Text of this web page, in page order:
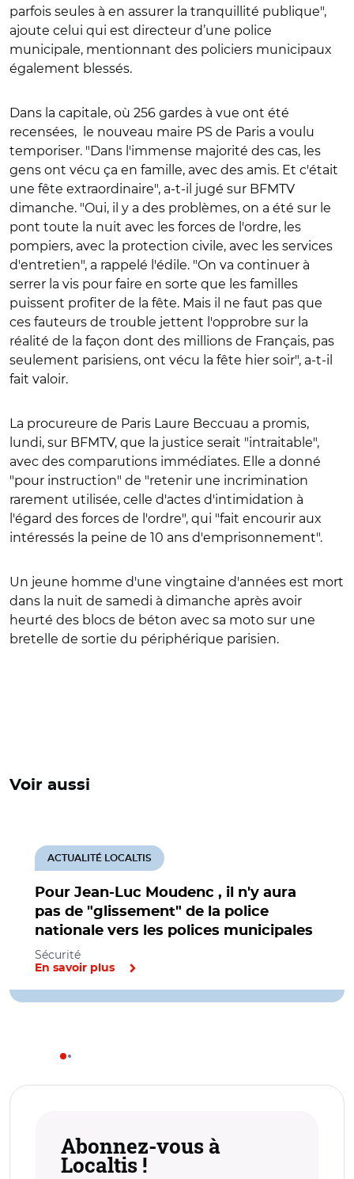
parfois seules à en assurer la tranquillité publique",
ajoute celui qui est directeur d’une police
municipale, mentionnant des policiers municipaux
également blessés.
Dans la capitale, où 256 gardes à vue ont été
recensées, le nouveau maire PS de Paris a voulu
temporiser. "Dans l'immense majorité des cas, les
gens ont vécu ça en famille, avec des amis. Et c'était
une fête extraordinaire", a-t-il jugé sur BFMTV
dimanche. "Oui, il y a des problèmes, on a été sur le
pont toute la nuit avec les forces de l'ordre, les
pompiers, avec la protection civile, avec les services
d'entretien", a rappelé l'édile. "On va continuer à
serrer la vis pour faire en sorte que les familles
puissent profiter de la fête. Mais il ne faut pas que
ces fauteurs de trouble jettent l'opprobre sur la
réalité de la façon dont des millions de Français, pas
seulement parisiens, ont vécu la fête hier soir", a-t-il
fait valoir.
La procureure de Paris Laure Beccuau a promis,
lundi, sur BFMTV, que la justice serait "intraitable",
avec des comparutions immédiates. Elle a donné
"pour instruction" de "retenir une incrimination
rarement utilisée, celle d'actes d'intimidation à
l'égard des forces de l'ordre", qui "fait encourir aux
intéressés la peine de 10 ans d'emprisonnement".
Un jeune homme d'une vingtaine d'années est mort
dans la nuit de samedi à dimanche après avoir
heurté des blocs de béton avec sa moto sur une
bretelle de sortie du périphérique parisien.
Voir aussi
Pour Jean-Luc Moudenc , il n'y aura
pas de "glissement" de la police
nationale vers les polices municipales
ACTUALITÉ LOCALTIS
Sécurité
En savoir plus
Abonnez-vous à
Localtis !